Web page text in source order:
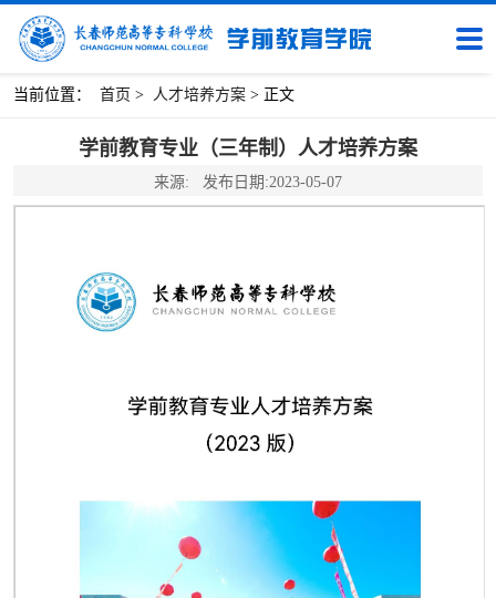
当前位置： 首页 > 人才培养方案 > 正文
学前教育专业（三年制）人才培养方案
来源: 发布日期:2023-05-07